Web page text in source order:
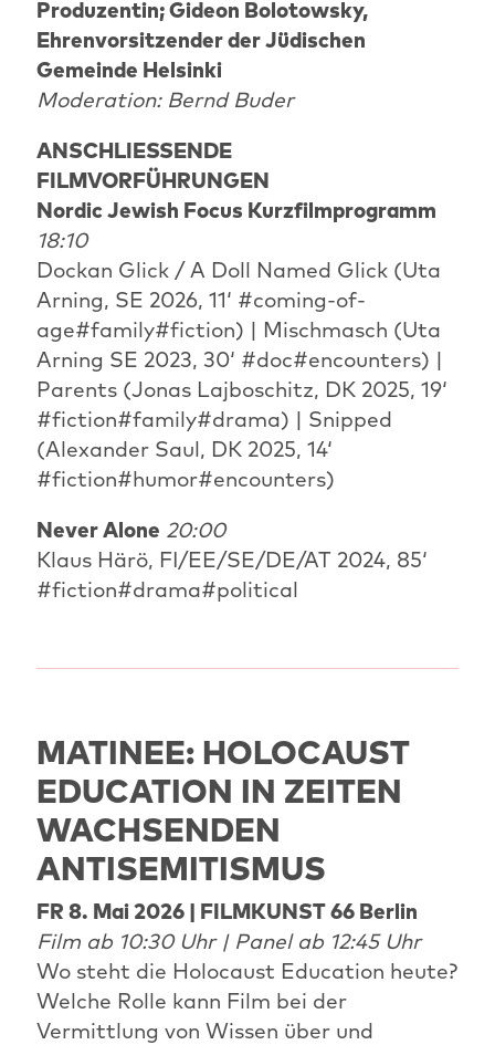
Produzentin; Gideon Bolotowsky,
Ehrenvorsitzender der Jüdischen
Gemeinde Helsinki
Moderation: Bernd Buder
ANSCHLIESSENDE
FILMVORFÜHRUNGEN
Nordic Jewish Focus Kurzfilmprogramm
18:10
Dockan Glick / A Doll Named Glick (Uta
Arning, SE 2026, 11‘ #coming-of-
age#family#fiction) | Mischmasch (Uta
Arning SE 2023, 30‘ #doc#encounters) |
Parents (Jonas Lajboschitz, DK 2025, 19‘
#fiction#family#drama) | Snipped
(Alexander Saul, DK 2025, 14‘
#fiction#humor#encounters)
Never Alone 20:00
Klaus Härö, FI/EE/SE/DE/AT 2024, 85‘
#fiction#drama#political
MATINEE: HOLOCAUST
EDUCATION IN ZEITEN
WACHSENDEN
ANTISEMITISMUS
FR 8. Mai 2026 | FILMKUNST 66 Berlin
Film ab 10:30 Uhr | Panel ab 12:45 Uhr
Wo steht die Holocaust Education heute?
Welche Rolle kann Film bei der
Vermittlung von Wissen über und